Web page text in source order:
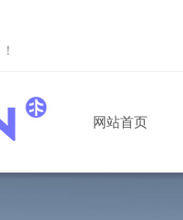
！
网站首页